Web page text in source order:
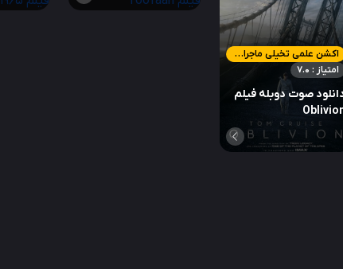
اکشن علمی تخیلی ماجراجویی
امتیاز : 7.0
صوت دوبله فیلم